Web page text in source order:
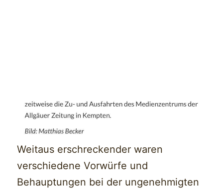
Weitaus erschreckender waren
verschiedene Vorwürfe und
Behauptungen bei der ungenehmigten